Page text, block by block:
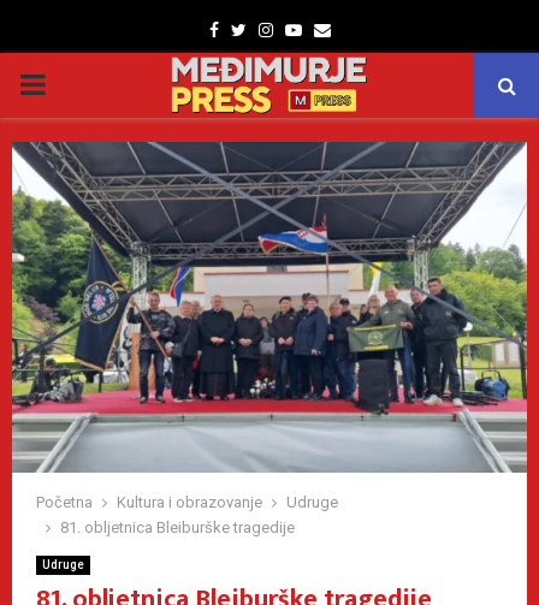
Facebook
TwitterInstagram
Youtube
Email
PRIMARY
MENU
Početna Kultura i obrazovanje
Udruge
81. obljetnica Bleiburške tragedije
Udruge